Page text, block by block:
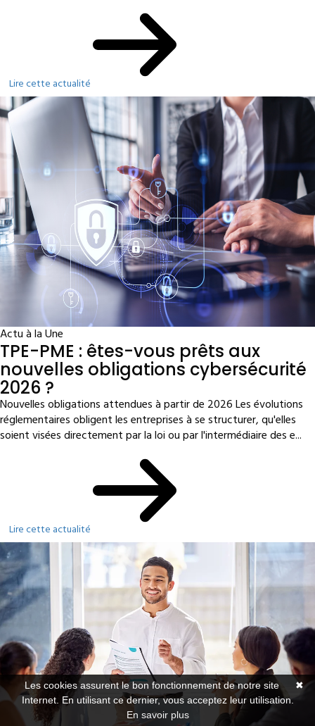
Lire cette actualité
Actu à la Une
TPE-PME : êtes-vous prêts aux
nouvelles obligations cybersécurité
2026 ?
Nouvelles obligations attendues à partir de 2026 Les évolutions
réglementaires obligent les entreprises à se structurer, qu'elles
soient visées directement par la loi ou par l'intermédiaire des e...
Lire cette actualité
✖
Les cookies assurent le bon fonctionnement de notre site
Internet. En utilisant ce dernier, vous acceptez leur utilisation.
En savoir plus